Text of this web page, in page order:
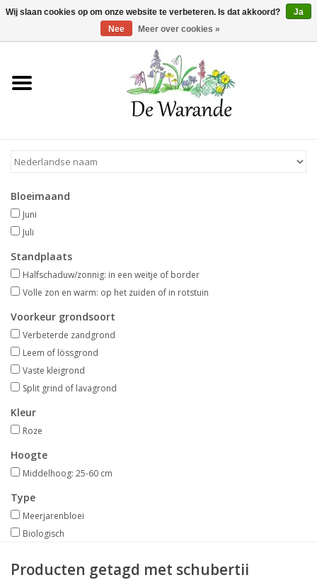
Winkelwagen >0 Artikelen - €0,00
Home
Voorjaarsbloeiers
Zomerbloeiers
Herfstbloeiers
Schaduwplanten
Aanbiedingen
Bodemverbetering
Overige producten
Sterke Bollen Dagen
Nieuws
Bloeimaand
Juni
Juli
Standplaats
Halfschaduw/zonnig: in een weitje of border
Volle zon en warm: op het zuiden of in rotstuin
Voorkeur grondsoort
Verbeterde zandgrond
Leem of lössgrond
Vaste kleigrond
Split grind of lavagrond
Kleur
Roze
Hoogte
Middelhoog: 25-60 cm
Type
Meerjarenbloei
Biologisch
Producten getagd met schubertii
Wij slaan cookies op om onze website te verbeteren. Is dat akkoord?
Ja
Nee
Meer over cookies »